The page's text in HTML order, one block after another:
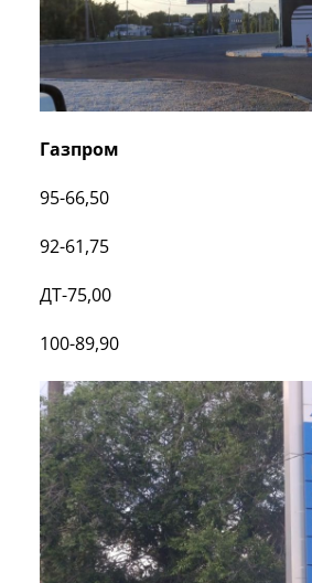
Газпром
95-66,50
92-61,75
ДТ-75,00
100-89,90